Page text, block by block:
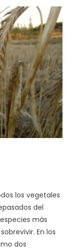
los vegetales
del
más
En los
dos